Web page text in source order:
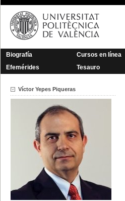
Saltar
contenido
Biografía Cursos en línea
Efemérides
Tesauro
Víctor Yepes Piqueras